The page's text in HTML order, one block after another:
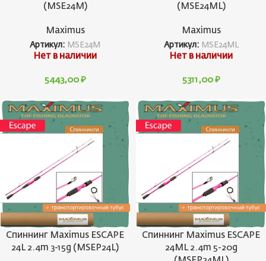
(MSE24M)
Maximus
Артикул: MSE24M
Нет в наличии
5443,00 ₽
(MSE24ML)
Maximus
Артикул: MSE24ML
Нет в наличии
5311,00 ₽
Спиннинг Maximus ESCAPE
24L 2.4m 3-15g (MSEP24L)
Спиннинг Maximus ESCAPE
24ML 2.4m 5-20g